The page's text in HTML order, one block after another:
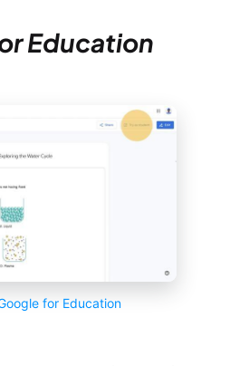
Education
for Education